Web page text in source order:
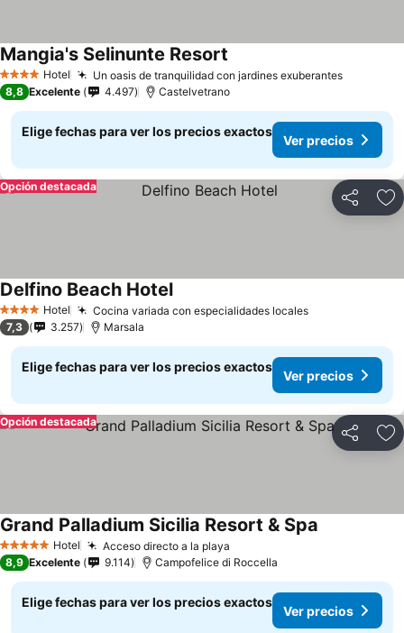
4 EstrellasHotel Un oasis de tranquilidad con jardines exuberantes
Mangia's Selinunte Resort
8,8 Excelente 4.497 Castelvetrano
Elige fechas para ver los precios exactos
Ver precios
Compartir
Opción destacada
4 EstrellasHotel Cocina variada con especialidades locales
Delfino Beach Hotel
7,3 3.257 Marsala
Elige fechas para ver los precios exactos
Ver precios
Compartir
Opción destacada
5 Estrellas Hotel Acceso directo a la playa
Grand Palladium Sicilia Resort & Spa
8,9 Excelente 9.114 Campofelice di Roccella
Elige fechas para ver los precios exactos
Ver precios